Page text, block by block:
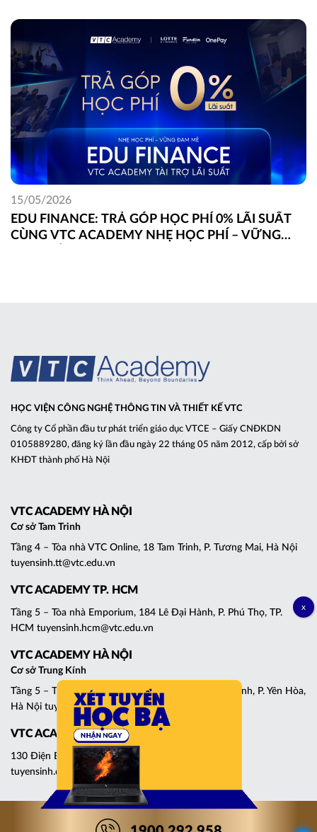
EDU FINANCE: TRẢ GÓP HỌC PHÍ 0% LÃI SUẤT
CÙNG VTC ACADEMY NHẸ HỌC PHÍ – VỮNG
15/05/2026
HỌC VIỆN CÔNG NGHỆ THÔNG TIN VÀ THIẾT KẾ VTC
Công ty Cổ phần đầu tư phát triển giáo dục VTCE – Giấy CNĐKDN
0105889280, đăng ký lần đầu ngày 22 tháng 05 năm 2012, cấp bởi sở
KHĐT thành phố Hà Nội
VTC ACADEMY HÀ NỘI
Cơ sở Tam Trinh
Tầng 4 – Tòa nhà VTC Online, 18 Tam Trinh, P. Tương Mai, Hà Nội
tuyensinh.tt@vtc.edu.vn
VTC ACADEMY TP. HCM
Tầng 5 – Tòa nhà Emporium, 184 Lê Đại Hành, P. Phú Thọ, TP.
HCM tuyensinh.hcm@vtc.edu.vn
VTC ACADEMY HÀ NỘI
Cơ sở Trung Kính
Tầng 5 – Tháp C, Tòa nhà Central Point, 219 Trung Kính, P. Yên Hòa,
Hà Nội tuyensinh.cg@vtc.edu.vn
VTC ACADEMY ĐÀ NẴNG
130 Điện Biên Phủ, P. Thanh Khê, Đà Nẵng
tuyensinh.dn@vtc.edu.vn